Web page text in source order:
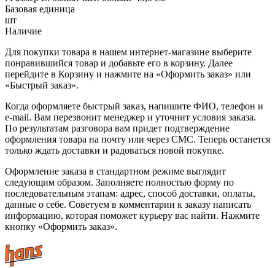
Базовая единица
шт
Наличие
Для покупки товара в нашем интернет-магазине выберите
понравившийся товар и добавьте его в корзину. Далее
перейдите в Корзину и нажмите на «Оформить заказ» или
«Быстрый заказ».
Когда оформляете быстрый заказ, напишите ФИО, телефон и
e-mail. Вам перезвонит менеджер и уточнит условия заказа.
По результатам разговора вам придет подтверждение
оформления товара на почту или через СМС. Теперь останется
только ждать доставки и радоваться новой покупке.
Оформление заказа в стандартном режиме выглядит
следующим образом. Заполняете полностью форму по
последовательным этапам: адрес, способ доставки, оплаты,
данные о себе. Советуем в комментарии к заказу написать
информацию, которая поможет курьеру вас найти. Нажмите
кнопку «Оформить заказ».